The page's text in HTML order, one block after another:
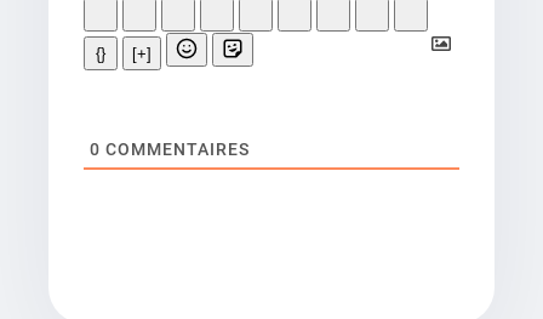
{} [+]
0 COMMENTAIRES